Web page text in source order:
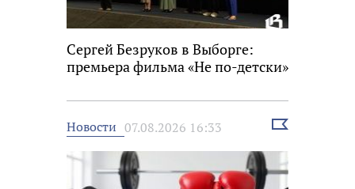
Сергей Безруков в Выборге:
премьера фильма «Не по-детски»
Новости 07.08.2026 16:33
Выбрать